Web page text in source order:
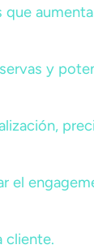
y
el
cliente.